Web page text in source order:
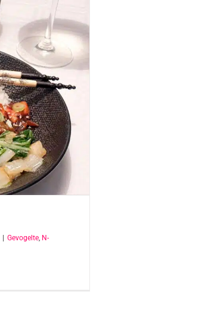
Gevogelte, N-